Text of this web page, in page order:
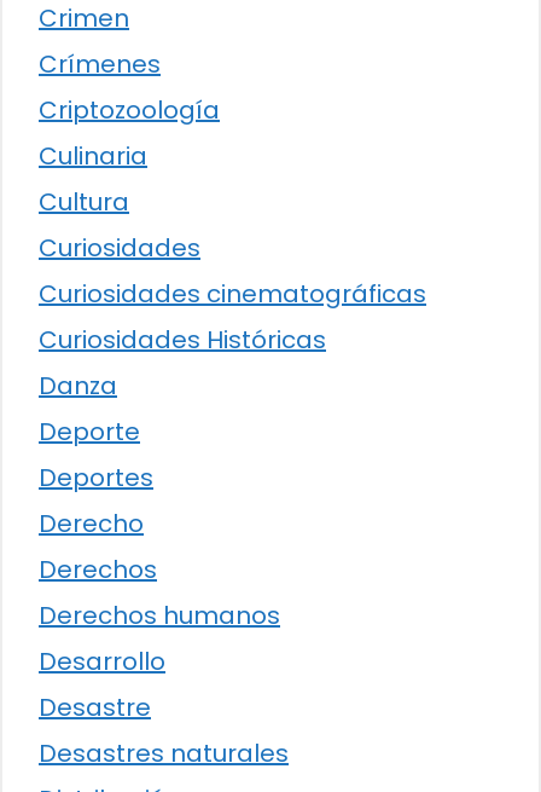
Crimen
Crímenes
Criptozoología
Culinaria
Cultura
Curiosidades
Curiosidades cinematográficas
Curiosidades Históricas
Danza
Deporte
Deportes
Derecho
Derechos
Derechos humanos
Desarrollo
Desastre
Desastres naturales